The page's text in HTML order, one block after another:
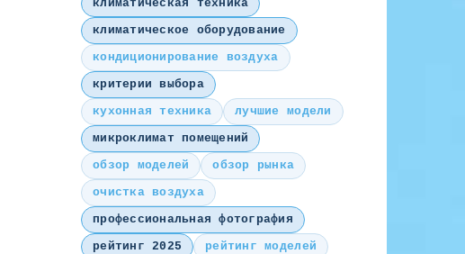
климатическая техника
климатическое оборудование
кондиционирование воздуха
критерии выбора
кухонная техника
лучшие модели
микроклимат помещений
обзор моделей
обзор рынка
очистка воздуха
профессиональная фотография
рейтинг 2025
рейтинг моделей